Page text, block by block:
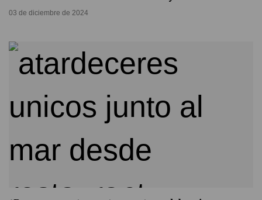
03 de diciembre de 2024